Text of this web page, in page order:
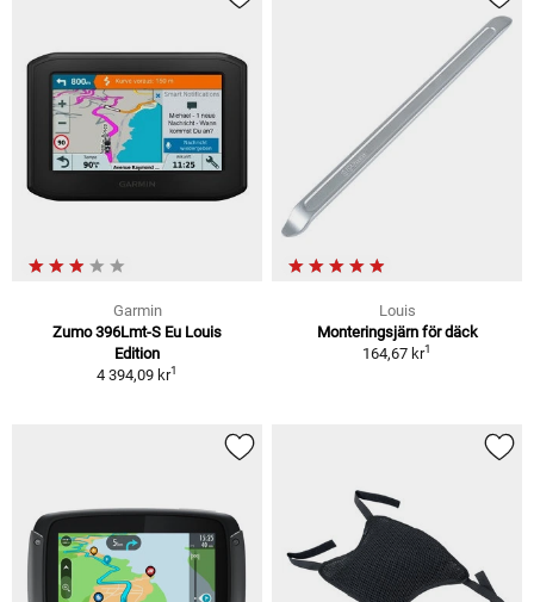
Garmin
Zumo 396Lmt-S Eu Louis
Edition
4 394,09 kr1
Louis
Monteringsjärn för däck
164,67 kr1